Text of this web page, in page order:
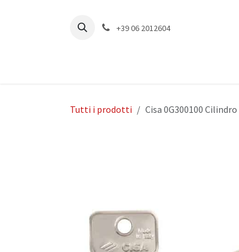
+39 06 2012604
Tutti i prodotti Cisa 0G300100